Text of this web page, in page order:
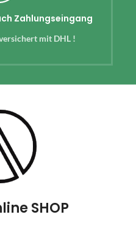
Zahlungseingang
mit DHL !
SHOP